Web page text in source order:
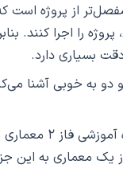
و مفصل‌تر از
بسیاری دارد.
دو به خوبی آشنا
با آموزش
یک معماری به این